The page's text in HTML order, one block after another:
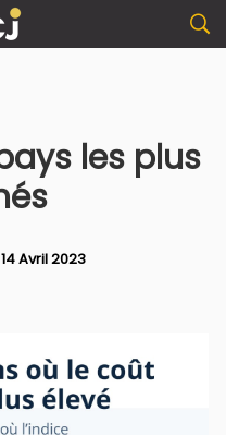
les plus
Avril 2023